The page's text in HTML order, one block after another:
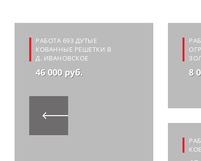
РАБОТА 693 ДУТЫЕ
КОВАННЫЕ РЕШЕТКИ В
Д. ИВАНОВСКОЕ
46 000 руб. 8